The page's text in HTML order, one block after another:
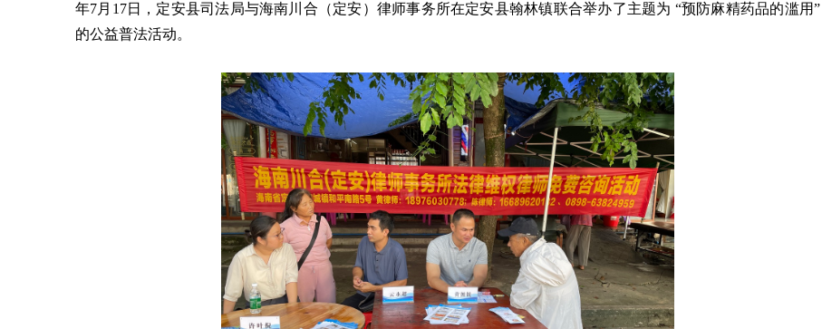
年7月17日，定安县司法局与海南川合（定安）律师事务所在定安县翰林镇联合举办了主题为 “预防麻精药品的滥用”
的公益普法活动。